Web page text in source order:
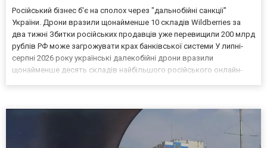
Російський бізнес б'є на сполох через "дальнобійні санкції"
України. Дрони вразили щонайменше 10 складів Wildberries за
два тижні Збитки російських продавців уже перевищили 200 млрд
рублів РФ може загрожувати крах банківської системи У липні-
серпні 2026 року українські далекобійні дрони вразили
щонайменше десять складів найбільшого російського онлайн-